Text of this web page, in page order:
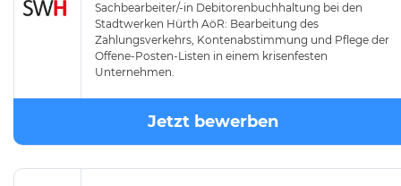
Sachbearbeiter/-in Debitorenbuchhaltung bei den
Stadtwerken Hürth AöR: Bearbeitung des
Zahlungsverkehrs, Kontenabstimmung und Pflege der
Offene-Posten-Listen in einem krisenfesten
Unternehmen.
Jetzt bewerben